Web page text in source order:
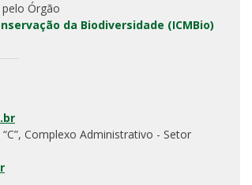
Órgão
da Biodiversidade (ICMBio)
Complexo Administrativo - Setor